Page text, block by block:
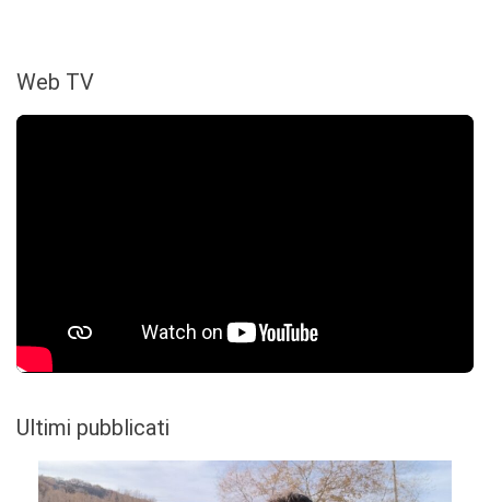
Web TV
Ultimi pubblicati